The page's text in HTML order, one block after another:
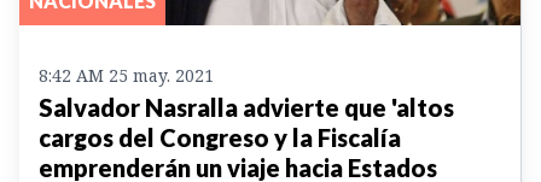
8:42 AM 25 may. 2021
Salvador Nasralla advierte que 'altos
cargos del Congreso y la Fiscalía
emprenderán un viaje hacia Estados